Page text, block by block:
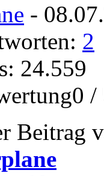
-
2
24.559
/
Beitrag